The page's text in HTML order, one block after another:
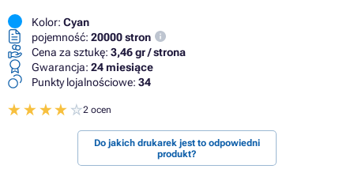
Kolor: Cyan
pojemność: 20000 stron
Cena za sztukę: 3,46 gr / strona
Gwarancja: 24 miesiące
Punkty lojalnościowe: 34
2 ocen
Do jakich drukarek jest to odpowiedni
produkt?